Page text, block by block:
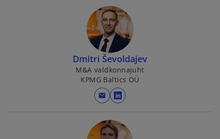
Dmitri Ševoldajev
M&A valdkonnajuht
KPMG Baltics OÜ
mail
o
e
n